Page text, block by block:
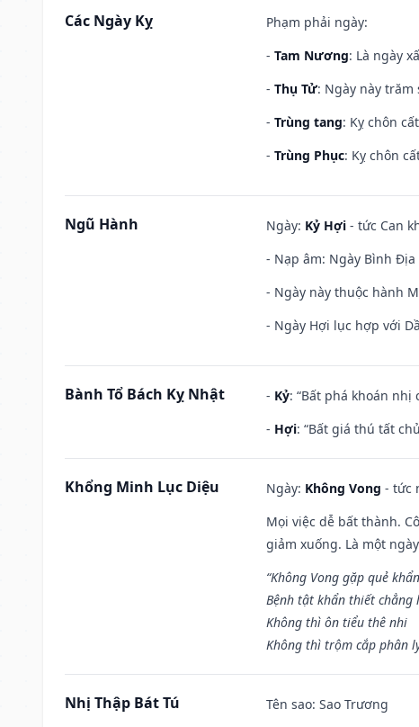
Các Ngày Kỵ
Phạm phải ngày:
- Tam Nương: Là ngày
- Thụ Tử: Ngày này trăm
- Trùng tang: Kỵ chôn
- Trùng Phục: Kỵ chôn
Ngũ Hành Ngày: Kỷ Hợi - tức Can
- Nạp âm: Ngày Bình Địa
- Ngày này thuộc hành
- Ngày Hợi lục hợp với
Bành Tổ Bách Kỵ Nhật - Kỷ: “Bất phá khoán
- Hợi: “Bất giá thú tất
Khổng Minh Lục Diệu Ngày: Không Vong - tức
Mọi việc dễ bất thành.
giảm xuống. Là một
“Không Vong gặp quẻ
Bệnh tật khẩn thiết chẳng
Không thì ôn tiểu thê nhi
Không thì trộm cắp phân
Nhị Thập Bát Tú Tên sao: Sao Trương